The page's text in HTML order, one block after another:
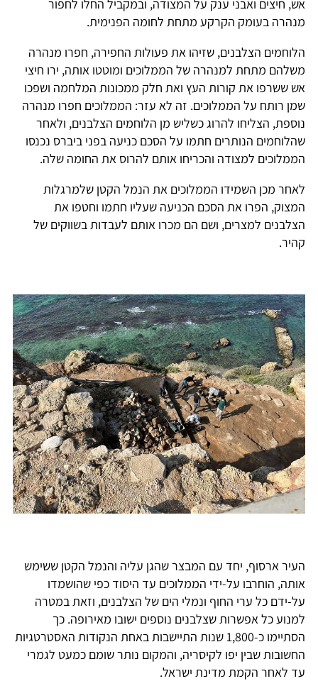
אש, חיצים ואבני ענק על המצודה, ובמקביל החלו לחפור
מנהרה בעומק הקרקע מתחת לחומה הפנימית.
הלוחמים הצלבנים, שזיהו את פעולות החפירה, חפרו מנהרה
משלהם מתחת למנהרה של הממלוכים ומוטטו אותה, ירו חיצי
אש ששרפו את קורות העץ ואת חלק ממכונות המלחמה ושפכו
שמן רותח על הממלוכים. זה לא עזר: הממלוכים חפרו מנהרה
נוספת, הצליחו להרוג כשליש מן הלוחמים הצלבנים, ולאחר
שהלוחמים הנותרים חתמו על הסכם כניעה בפני ביברס נכנסו
הממלוכים למצודה והכריחו אותם להרוס את החומה שלה.
לאחר מכן השמידו הממלוכים את הנמל הקטן שלמרגלות
המצוק, הפרו את הסכם הכניעה שעליו חתמו וחטפו את
הצלבנים למצרים, ושם הם מכרו אותם לעבדות בשווקים של
קהיר.
העיר ארסוף, יחד עם המבצר שהגן עליה והנמל הקטן ששימש
אותה, הוחרבו על-ידי הממלוכים עד היסוד כפי שהושמדו
על-ידם כל ערי החוף ונמלי הים של הצלבנים, וזאת במטרה
למנוע כל אפשרות שצלבנים נוספים ישובו מאירופה. כך
הסתיימו כ-1,800 שנות התיישבות באחת הנקודות האסטרטגיות
החשובות שבין יפו לקיסריה, והמקום נותר שומם כמעט לגמרי
עד לאחר הקמת מדינת ישראל.